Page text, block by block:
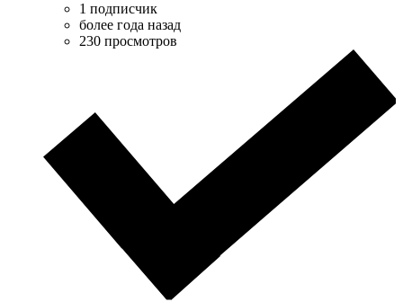
1 подписчик
более года назад
230 просмотров